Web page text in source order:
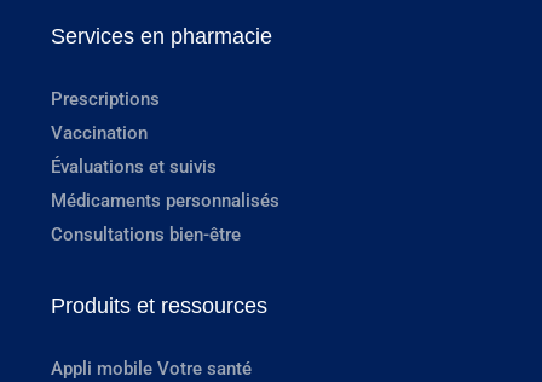
Services en pharmacie
Prescriptions
Vaccination
Évaluations et suivis
Médicaments personnalisés
Consultations bien-être
Produits et ressources
Appli mobile Votre santé